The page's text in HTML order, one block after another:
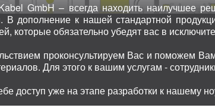
GmbH – всегда находить наилучшее
В дополнение к нашей стандартной
которые обязательно убедят вас в
проконсультируем Вас и поможем
Для этого к вашим услугам -
доступ уже на этапе разработки к нашему